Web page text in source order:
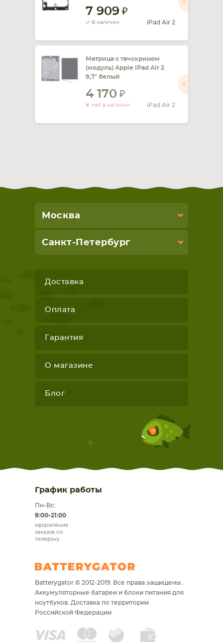
7 909
В наличии iPad Air 2
Матрица с тачскрином
(модуль) Apple iPad Air 2
9,7" белый
4 170
Нет в наличии iPad Air 2
Москва
Санкт-Петербург
Доставка
Оплата
Гарантия
О магазине
Блог
График работы
Пн-Вс:
9:00-21:00
оформление
заказов по
телефону
Batterygator © 2012-2019. Все права защищены.
Аккумуляторные батареи и блоки питания для
ноутбуков. Доставка по территории
Российской Федерации